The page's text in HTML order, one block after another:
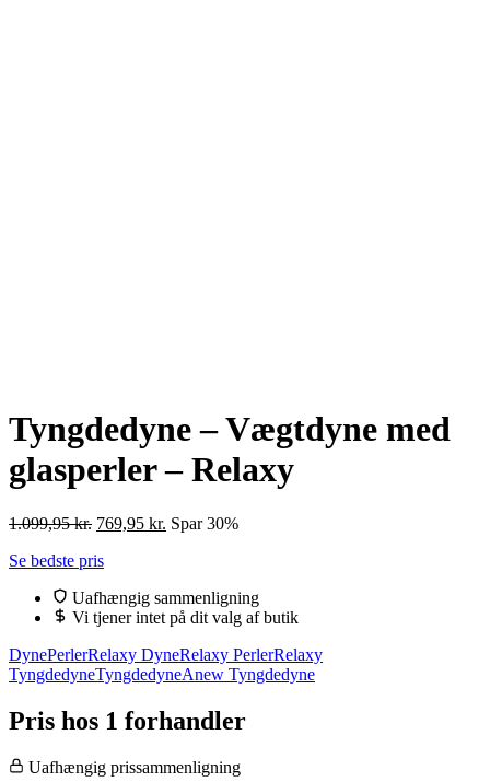
Tyngdedyne – Vægtdyne med
glasperler – Relaxy
1.099,95kr. Den
pris
1.099,95 kr..
769,95 kr. Den
769,95 kr..
Spar 30%
Se bedste pris
Uafhængig sammenligning
Vi tjener intet på dit valg af butik
DynePerlerRelaxy DyneRelaxy PerlerRelaxy
TyngdedyneTyngdedyneAnew Tyngdedyne
Pris hos 1 forhandler
Uafhængig prissammenligning